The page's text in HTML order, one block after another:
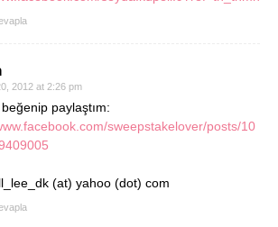
2012 at 2:26 pm
paylaştım:
sweepstakelover/posts/10
(at) yahoo (dot) com